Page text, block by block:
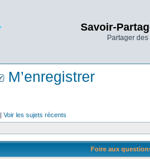
Savoir-
Partager
M’enregistrer
| Voir les sujets récents
Foire aux